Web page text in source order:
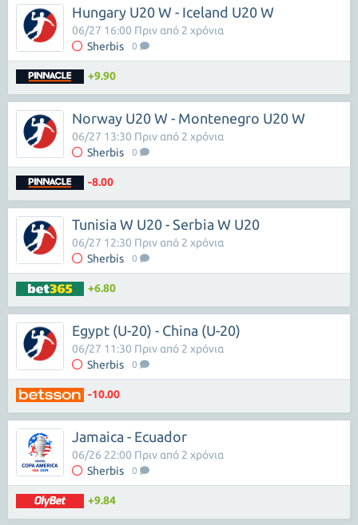
Hungary U20 W - Iceland U20 W
Sherbis 0
06/27 16:00 Πριν από 2 χρόνια
+9.90
Norway U20 W - Montenegro U20 W
Sherbis 0
06/27 13:30 Πριν από 2 χρόνια
-8.00
Tunisia W U20 - Serbia W U20
Sherbis 0
06/27 12:30 Πριν από 2 χρόνια
+6.80
Egypt (U-20) - China (U-20)
Sherbis 0
06/27 11:30 Πριν από 2 χρόνια
-10.00
Jamaica - Ecuador
Sherbis 0
06/26 22:00 Πριν από 2 χρόνια
+9.84